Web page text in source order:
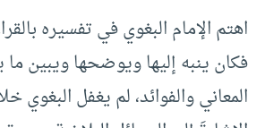
اهتم الإمام البغوي في تفسيره
فكان ينبه إليها ويوضحها ويبين
المعاني والفوائد، لم يغفل البغوي